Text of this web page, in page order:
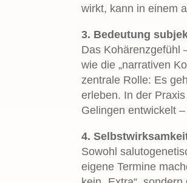
wirkt, kann in einem
3. Bedeutung
Das Kohärenzgefühl
wie die „narrativen
zentrale Rolle: Es
erleben. In der
Gelingen entwickelt
4.
Sowohl
eigene Termine